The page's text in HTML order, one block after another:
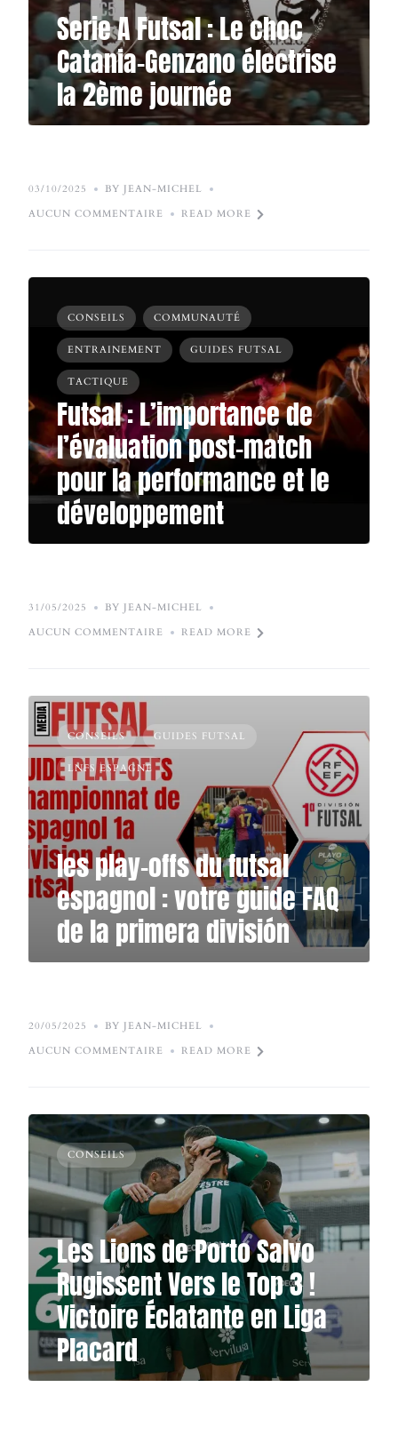
Serie A Futsal : Le choc
Catania-Genzano électrise
la 2ème journée
03/10/2025
BY JEAN-MICHEL
AUCUN COMMENTAIRE
READ MORE
CONSEILS COMMUNAUTÉ
ENTRAINEMENT GUIDES FUTSAL
TACTIQUE
Futsal : L’importance de
l’évaluation post-match
pour la performance et le
développement
31/05/2025
BY JEAN-MICHEL
AUCUN COMMENTAIRE
READ MORE
CONSEILS GUIDES FUTSAL
LNFS ESPAGNE
les play-offs du futsal
espagnol : votre guide FAQ
de la primera división
20/05/2025
BY JEAN-MICHEL
AUCUN COMMENTAIRE
READ MORE
CONSEILS
Les Lions de Porto Salvo
Rugissent Vers le Top 3 !
Victoire Éclatante en Liga
Placard